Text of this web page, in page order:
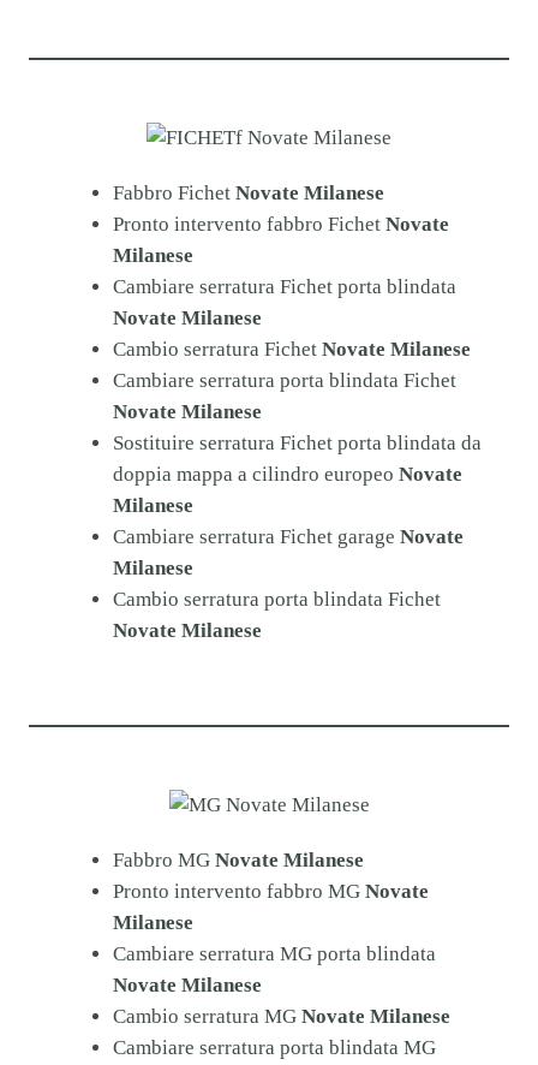
Fabbro FichetNovate Milanese
Pronto intervento fabbro FichetNovate
Milanese
Cambiare serratura Fichet porta blindata
Novate Milanese
Cambio serratura FichetNovate Milanese
Cambiare serratura porta blindata Fichet
Novate Milanese
Sostituire serratura Fichet porta blindata da
doppia mappa a cilindro europeo Novate
Milanese
Cambiare serratura Fichet garage Novate
Milanese
Cambio serratura porta blindata Fichet
Novate Milanese
Fabbro MGNovate Milanese
Pronto intervento fabbro MGNovate
Milanese
Cambiare serratura MG porta blindata
Novate Milanese
Cambio serratura MGNovate Milanese
Cambiare serratura porta blindata MG